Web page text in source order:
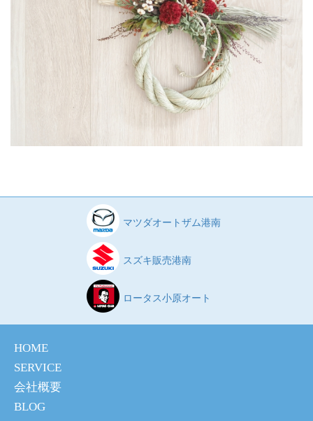
マツダオートザム港南
スズキ販売港南
ロータス小原オート
HOME
SERVICE
会社概要
BLOG